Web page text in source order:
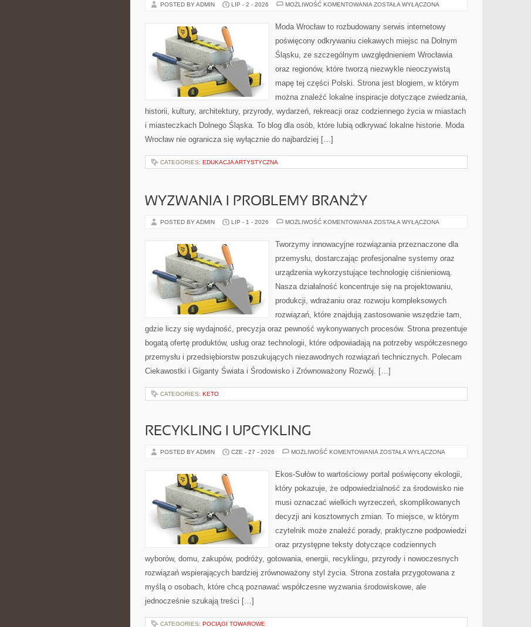
POSTED BY ADMIN LIP - 2 - 2026 MOŻLIWOŚĆ KOMENTOWANIA BOLESŁAWIEC
ZOSTAŁA WYŁĄCZONA
Moda Wrocław to rozbudowany serwis internetowy
poświęcony odkrywaniu ciekawych miejsc na Dolnym
Śląsku, ze szczególnym uwzględnieniem Wrocławia
oraz regionów, które tworzą niezwykle nieoczywistą
mapę tej części Polski. Strona jest blogiem, w którym
można znaleźć lokalne inspiracje dotyczące zwiedzania,
historii, kultury, architektury, przyrody, wydarzeń, rekreacji oraz codziennego życia w miastach
i miasteczkach Dolnego Śląska. To blog dla osób, które lubią odkrywać lokalne historie. Moda
Wrocław nie ogranicza się wyłącznie do najbardziej […]
CATEGORIES: EDUKACJA ARTYSTYCZNA
WYZWANIA I PROBLEMY BRANŻY
POSTED BY ADMIN LIP - 1 - 2026 MOŻLIWOŚĆ KOMENTOWANIA WYZWANIA
BRANŻY
ZOSTAŁA WYŁĄCZONA
Tworzymy innowacyjne rozwiązania przeznaczone dla
przemysłu, dostarczając profesjonalne systemy oraz
urządzenia wykorzystujące technologię ciśnieniową.
Nasza działalność koncentruje się na projektowaniu,
produkcji, wdrażaniu oraz rozwoju kompleksowych
rozwiązań, które znajdują zastosowanie wszędzie tam,
gdzie liczy się wydajność, precyzja oraz pewność wykonywanych procesów. Strona prezentuje
bogatą ofertę produktów, usług oraz technologii, które odpowiadają na potrzeby współczesnego
przemysłu i przedsiębiorstw poszukujących niezawodnych rozwiązań technicznych. Polecam
Ciekawostki i Giganty Świata i Środowisko i Zrównoważony Rozwój. […]
CATEGORIES: KETO
RECYKLING I UPCYKLING
POSTED BY ADMIN CZE - 27 - 2026 MOŻLIWOŚĆ KOMENTOWANIA RECYKLING
ZOSTAŁA WYŁĄCZONA
Ekos-Sułów to wartościowy portal poświęcony ekologii,
który pokazuje, że odpowiedzialność za środowisko nie
musi oznaczać wielkich wyrzeczeń, skomplikowanych
decyzji ani kosztownych zmian. To miejsce, w którym
czytelnik może znaleźć porady, praktyczne podpowiedzi
oraz przystępne teksty dotyczące codziennych
wyborów, domu, zakupów, podróży, gotowania, energii, recyklingu, przyrody i nowoczesnych
rozwiązań wspierających bardziej zrównoważony styl życia. Strona została przygotowana z
myślą o osobach, które chcą poznawać współczesne wyzwania środowiskowe, ale
jednocześnie szukają treści […]
CATEGORIES: POCIĄGI TOWAROWE